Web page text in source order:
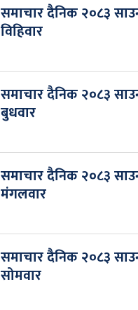
समाचार दैनिक २०८३
विहिवार
समाचार दैनिक २०८३
बुधवार
समाचार दैनिक २०८३
मंगलवार
समाचार दैनिक २०८३
सोमवार